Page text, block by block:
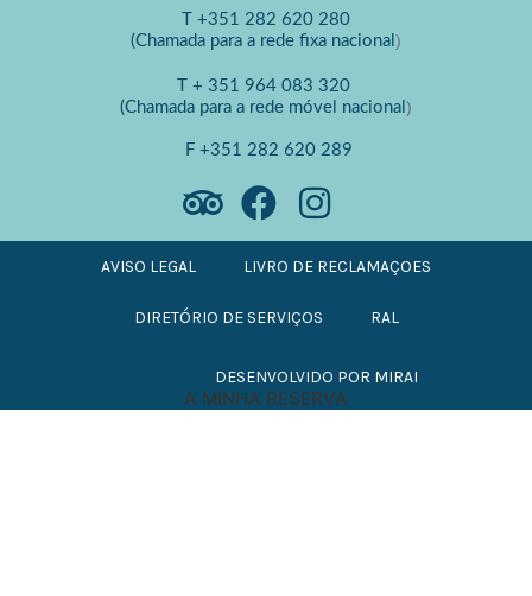
+351 282 620 280
(Chamada para a rede fixa nacional )
+ 351 964 083 320
(Chamada para a rede móvel nacional )
F +351 282 620 289
AVISO LEGAL LIVRO DE RECLAMAÇOES
DIRETÓRIO DE SERVIÇOS RAL
DESENVOLVIDO POR MIRAI
A MINHA RESERVA